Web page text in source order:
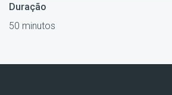
Duração
50 minutos